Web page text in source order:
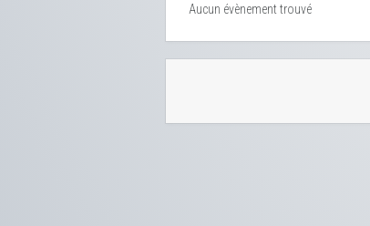
Aucun évènement trouvé